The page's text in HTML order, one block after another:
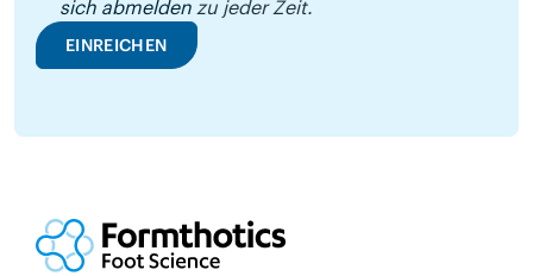
sich abmeldenzu jeder Zeit.
EINREICHEN